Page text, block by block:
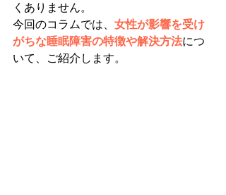
くありません。
今回のコラムでは、 女性が影響を受け
がちな睡眠障害の特徴や解決方法につ
いて、ご紹介します。